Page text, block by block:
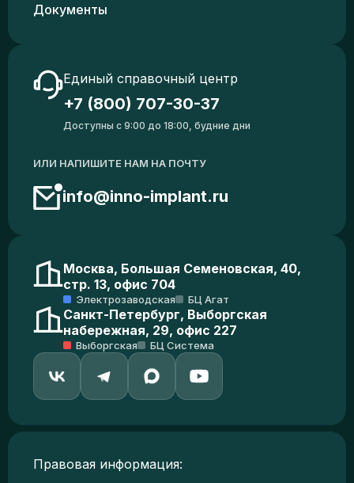
Документы
Единый справочный центр
+7 (800) 707-30-37
Доступны с 9:00 до 18:00, будние дни
ИЛИ НАПИШИТЕ НАМ НА ПОЧТУ
info@inno-implant.ru
Москва, Большая Семеновская, 40,
стр. 13, офис 704
Электрозаводская БЦ Агат
Санкт-Петербург, Выборгская
набережная, 29, офис 227
Выборгская БЦ Система
Правовая информация: